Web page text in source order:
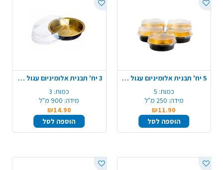
5 יח' תבנית אלומיניום עגול + מכסה - שחור זהב
כמות: 5
מידה: 250 מ"ל
₪11.90
הוספה לסל
3 יח' תבנית אלומיניום עגול + מכסה - שחור זהב
כמות: 3
מידה: 900 מ"ל
₪14.90
הוספה לסל